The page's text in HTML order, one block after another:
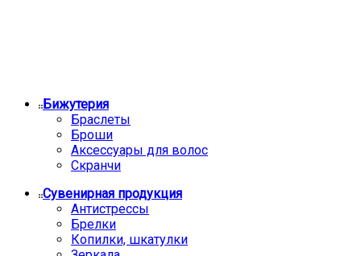
Бижутерия
Браслеты
Броши
Аксессуары для волос
Скранчи
Сувенирная продукция
Антистрессы
Брелки
Копилки, шкатулки